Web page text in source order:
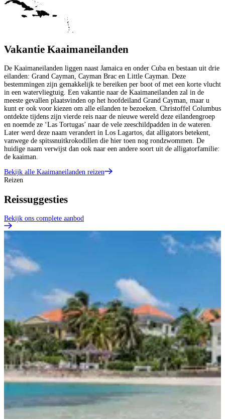
Vakantie Kaaimaneilanden
De Kaaimaneilanden liggen naast Jamaica en onder Cuba en bestaan uit drie
eilanden: Grand Cayman, Cayman Brac en Little Cayman. Deze
bestemmingen zijn gemakkelijk te bereiken per boot of met een korte vlucht
in een watervliegtuig. Een vakantie naar de Kaaimaneilanden zal in de
meeste gevallen plaatsvinden op het hoofdeiland Grand Cayman, maar u
kunt er ook voor kiezen om alle eilanden te bezoeken. Christoffel Columbus
ontdekte tijdens zijn vierde reis naar de nieuwe wereld deze eilandengroep
en noemde ze ‘Las Tortugas’ naar de vele zeeschildpadden in de wateren.
Later werd deze naam verandert in Los Lagartos, dat alligators betekent,
vanwege de spitssnuitkrokodillen die hier toen nog rondzwommen. De
huidige naam verwijst dan ook naar een andere soort uit de alligatorfamilie:
de kaaiman.
Bekijk alle Kaaimaneilanden reizen
Reizen
Reissuggesties
Bekijk ons complete aanbod